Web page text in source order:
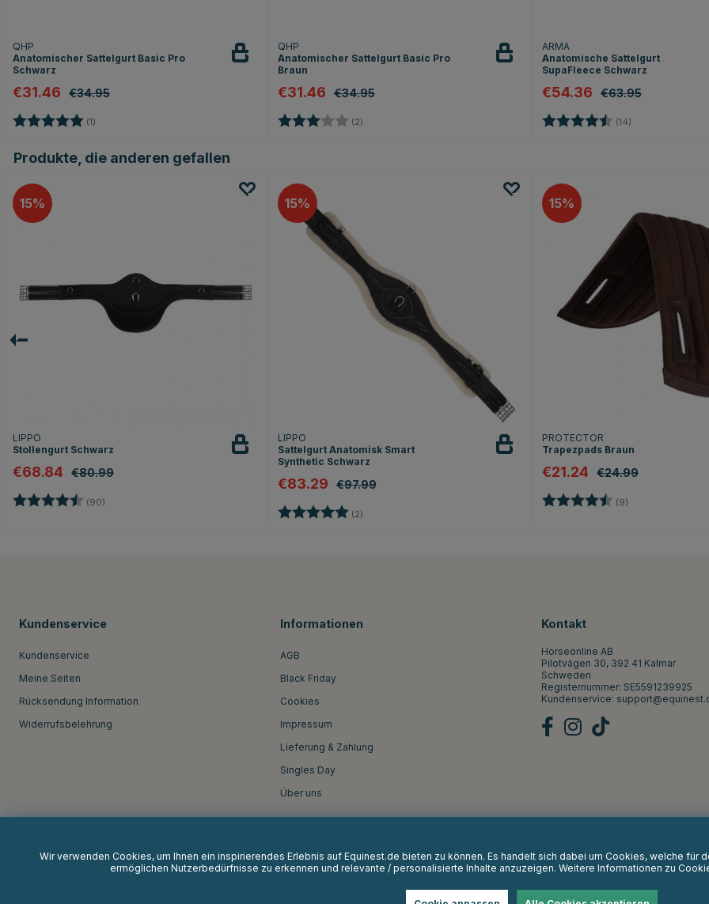
QHP
Anatomischer Sattelgurt Basic Pro
Schwarz
€31.46 €34.95
Bewertung: (1)
QHP
Anatomischer Sattelgurt Basic Pro
Braun
€31.46 €34.95
Bewertung: (2)
ARMA
Anatomische Sattelgurt
SupaFleece Schwarz
€54.36 €63.95
Bewertung: (14)
Produkte, die anderen gefallen
15
LIPPO
Stollengurt Schwarz
€68.84 €80.99
Bewertung: (90)
15
LIPPO
Sattelgurt Anatomisk Smart
Synthetic Schwarz
€83.29 €97.99
Bewertung: (2)
15
PROTECTOR
Trapezpads Braun
€21.24 €24.99
Bewertung: (9)
Kundenservice
Kundenservice
Meine Seiten
Rücksendung Information
Widerrufsbelehrung
Informationen
AGB
Black Friday
Cookies
Impressum
Lieferung & Zahlung
Singles Day
Über uns
Kontakt
Horseonline AB
Pilotvägen 30, 392 41 Kalmar
Schweden
Registernummer: SE5591239925
Kundenservice:
Wir verwenden Cookies, um Ihnen ein inspirierendes Erlebnis auf Equinest.de bieten zu können. Es handelt sich dabei um Cookies, welche
ermöglichen Nutzerbedürfnisse zu erkennen und relevante / personalisierte Inhalte anzuzeigen. Weitere Informationen zu